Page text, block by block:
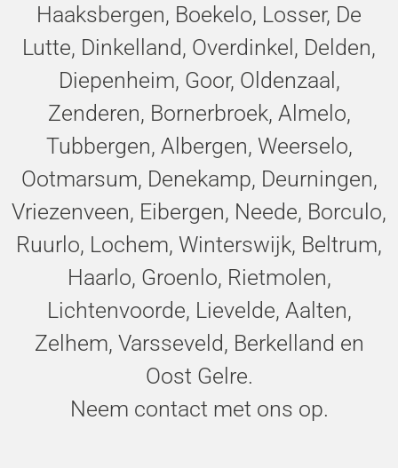
Haaksbergen, Boekelo, Losser, De
Lutte, Dinkelland, Overdinkel, Delden,
Diepenheim, Goor, Oldenzaal,
Zenderen, Bornerbroek, Almelo,
Tubbergen, Albergen, Weerselo,
Ootmarsum, Denekamp, Deurningen,
Vriezenveen, Eibergen, Neede, Borculo,
Ruurlo, Lochem, Winterswijk, Beltrum,
Haarlo, Groenlo, Rietmolen,
Lichtenvoorde, Lievelde, Aalten,
Zelhem, Varsseveld, Berkelland en
Oost Gelre.
Neem contact met ons op.